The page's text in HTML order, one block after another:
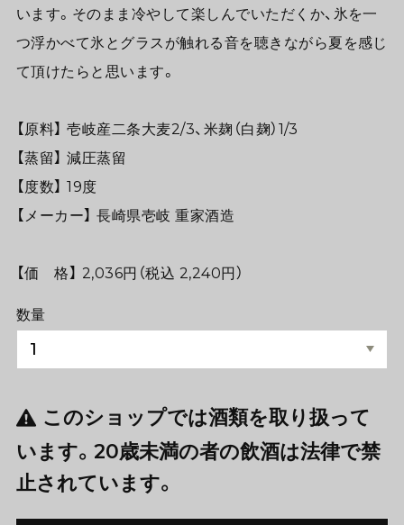
います。そのまま冷やして楽しんでいただくか、氷を一
つ浮かべて氷とグラスが触れる音を聴きながら夏を感じ
て頂けたらと思います。
【原料】 壱岐産二条大麦2/3、米麹（白麹）1/3
【蒸留】 減圧蒸留
【度数】 19度
【メーカー】 長崎県壱岐 重家酒造
【価 格】 2,036円（税込 2,240円）
数量
このショップでは酒類を取り扱って
います。20歳未満の者の飲酒は法律で禁
止されています。